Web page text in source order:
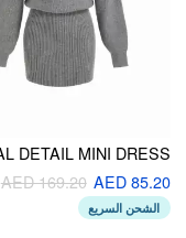
AED 85.20
AED 169.20
الشحن السريع